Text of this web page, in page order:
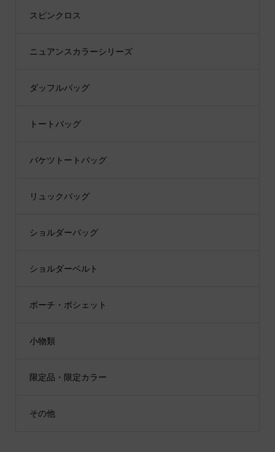
スピンクロス
ニュアンスカラーシリーズ
ダッフルバッグ
トートバッグ
バケツトートバッグ
リュックバッグ
ショルダーバッグ
ショルダーベルト
ポーチ・ポシェット
小物類
限定品・限定カラー
その他